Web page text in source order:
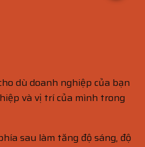
dù doanh nghiệp của bạn
và vị trí của mình trong
sau làm tăng độ sáng, độ